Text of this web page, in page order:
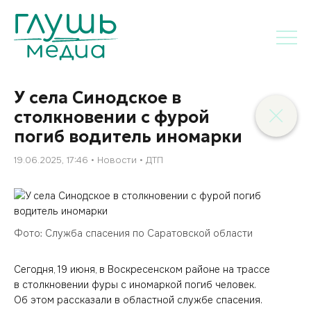
У села Синодское в
столкновении с фурой
погиб водитель иномарки
19.06.2025, 17:46 Новости ДТП
Фото: Служба спасения по Саратовской области
Сегодня, 19 июня, в Воскресенском районе на трассе
в столкновении фуры с иномаркой погиб человек.
Об этом рассказали в областной службе спасения.